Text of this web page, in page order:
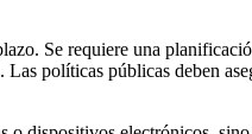
Se requiere una
políticas públicas deben